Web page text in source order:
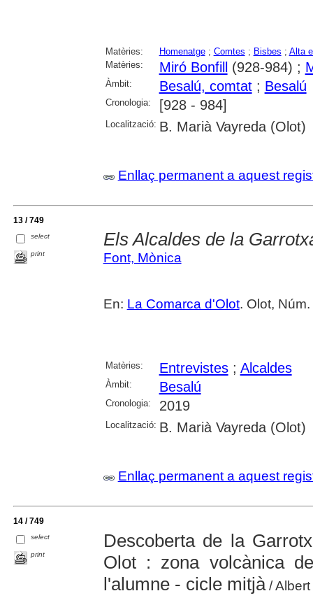
Matèries: Homenatge; Comtes ; Bisbes ; Alta
Matèries:
Miró Bonfill (928-984) ;
Àmbit: Besalú, comtat; Besalú
Cronologia: [928 - 984]
Localització: B. Marià Vayreda (Olot)
Enllaç permanent a aquest
13 / 749
select
print
Els Alcaldes de la
Font, Mònica
En: La Comarca d'Olot. Olot,
Matèries: Entrevistes; Alcaldes
Àmbit: Besalú
Cronologia: 2019
Localització: B. Marià Vayreda (Olot)
Enllaç permanent a aquest
14 / 749
select
print
Descoberta de la
Olot : zona volcànica
l'alumne - cicle mitjà/ Albert